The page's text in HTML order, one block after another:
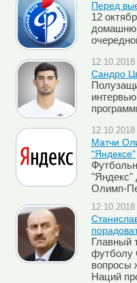
Перед
12
Сандро
Матчи
"Яндексе"
"Яндекс"
Олимп-
Главный
футболу
вопросы
Наций